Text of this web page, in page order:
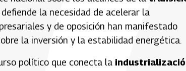
la necesidad de acelerar la
y de oposición han manifestado
la inversión y la estabilidad energética.
político que conecta la